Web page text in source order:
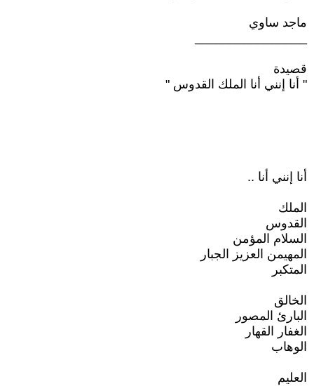
ماجد ساوي
قصيدة
" أنا إنني أنا الملك القدوس "
أنا إنني أنا ..
الملك
القدوس
السلام المؤمن
المهيمن العزيز الجبار
المتكبر
الخالق
البارئ المصور
الغفار القهار
الوهاب
العليم